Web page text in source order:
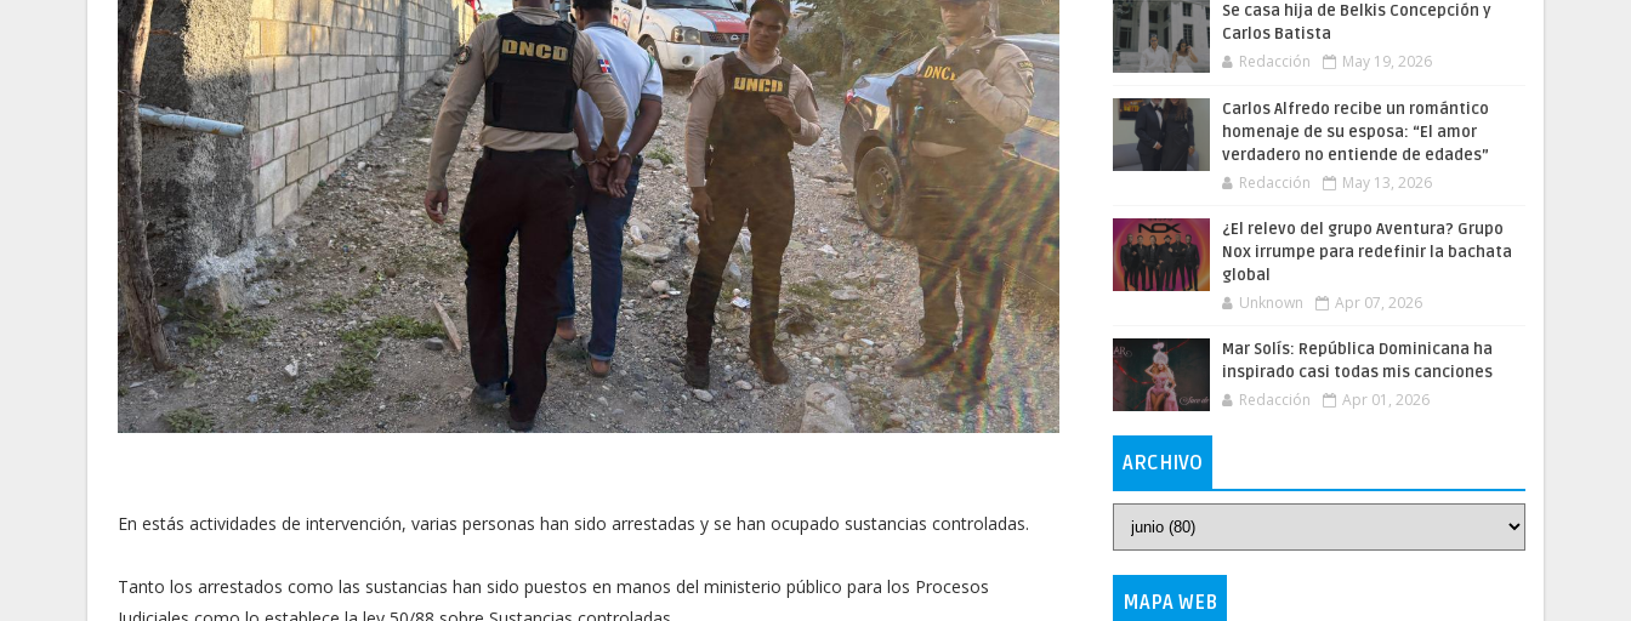
En estás actividades de intervención, varias personas han sido arrestadas y se han ocupado sustancias controladas.
Tanto los arrestados como las sustancias han sido puestos en manos del ministerio público para los Procesos
Se casa hija de Belkis Concepción y
Carlos Batista
Redacción May 19, 2026
Carlos Alfredo recibe un romántico
homenaje de su esposa: “El amor
verdadero no entiende de edades”
Redacción May 13, 2026
¿El relevo del grupo Aventura? Grupo
Nox irrumpe para redefinir la bachata
global
Unknown Apr 07, 2026
Mar Solís: República Dominicana ha
inspirado casi todas mis canciones
Redacción Apr 01, 2026
ARCHIVO
MAPA WEB